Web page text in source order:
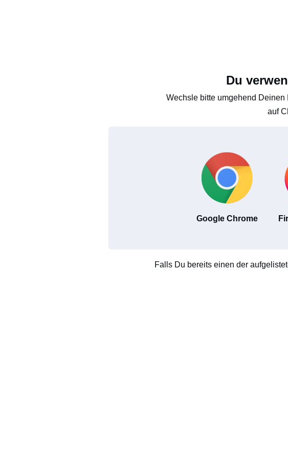
Du
Wechsle bitte umgehend
auf
Google Chrome
Falls Du bereits einen der